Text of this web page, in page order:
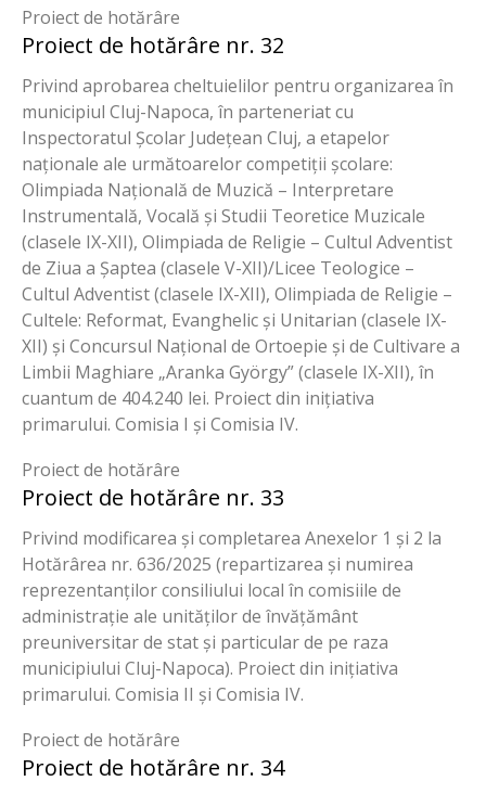
Proiect de hotărâre
Proiect de hotărâre nr. 32
Privind aprobarea cheltuielilor pentru organizarea în
municipiul Cluj-Napoca, în parteneriat cu
Inspectoratul Școlar Județean Cluj, a etapelor
naționale ale următoarelor competiții școlare:
Olimpiada Națională de Muzică – Interpretare
Instrumentală, Vocală și Studii Teoretice Muzicale
(clasele IX-XII), Olimpiada de Religie – Cultul Adventist
de Ziua a Șaptea (clasele V-XII)/Licee Teologice –
Cultul Adventist (clasele IX-XII), Olimpiada de Religie –
Cultele: Reformat, Evanghelic și Unitarian (clasele IX-
XII) și Concursul Național de Ortoepie și de Cultivare a
Limbii Maghiare „Aranka György” (clasele IX-XII), în
cuantum de 404.240 lei. Proiect din inițiativa
primarului. Comisia I și Comisia IV.
Proiect de hotărâre
Proiect de hotărâre nr. 33
Privind modificarea și completarea Anexelor 1 și 2 la
Hotărârea nr. 636/2025 (repartizarea și numirea
reprezentanților consiliului local în comisiile de
administrație ale unităților de învățământ
preuniversitar de stat și particular de pe raza
municipiului Cluj-Napoca). Proiect din inițiativa
primarului. Comisia II și Comisia IV.
Proiect de hotărâre
Proiect de hotărâre nr. 34